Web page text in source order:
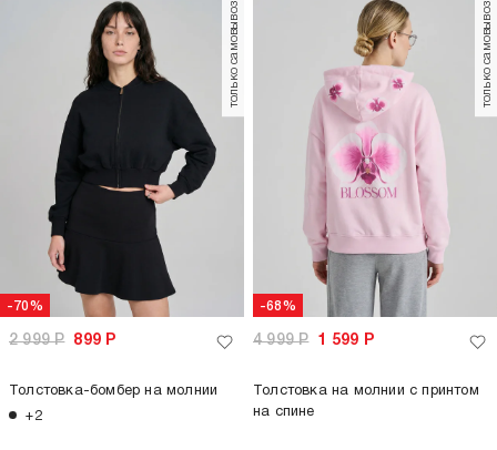
-70%
только самовывоз
2 999Р 899 Р
Толстовка-бомбер на молнии
+2
-68%
только самовывоз
4 999Р 1 599 Р
Толстовка на молнии с принтом
на спине